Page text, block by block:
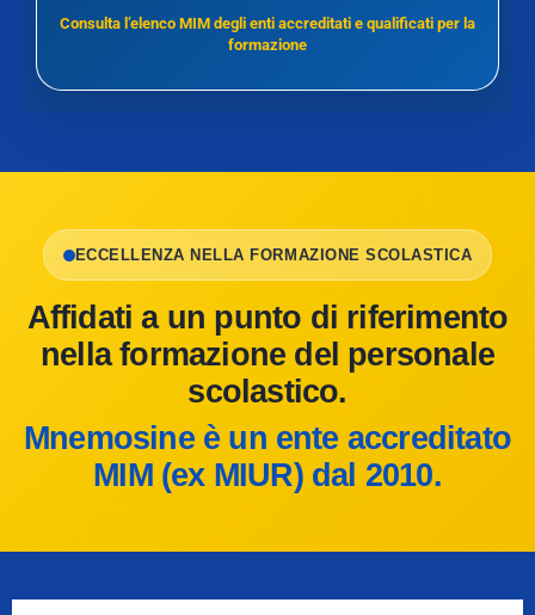
Consulta l’elenco MIM degli enti accreditati e qualificati per la
formazione
ECCELLENZA NELLA FORMAZIONE SCOLASTICA
Affidati a un punto di riferimento
nella formazione del personale
scolastico.
Mnemosine è un ente accreditato
MIM (ex MIUR) dal 2010.